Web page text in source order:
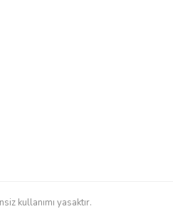
kullanımı yasaktır.